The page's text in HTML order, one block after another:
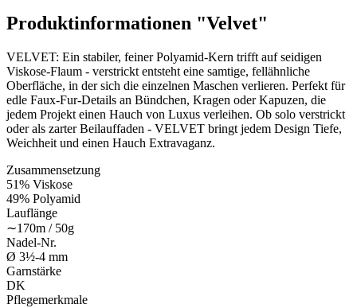
Produktinformationen "Velvet"
VELVET: Ein stabiler, feiner Polyamid-Kern trifft auf seidigen
Viskose-Flaum - verstrickt entsteht eine samtige, fellähnliche
Oberfläche, in der sich die einzelnen Maschen verlieren. Perfekt für
edle Faux-Fur-Details an Bündchen, Kragen oder Kapuzen, die
jedem Projekt einen Hauch von Luxus verleihen. Ob solo verstrickt
oder als zarter Beilauffaden - VELVET bringt jedem Design Tiefe,
Weichheit und einen Hauch Extravaganz.
Zusammensetzung
51% Viskose
49% Polyamid
Lauflänge
∼170m / 50g
Nadel-Nr.
Ø 3½-4 mm
Garnstärke
DK
Pflegemerkmale